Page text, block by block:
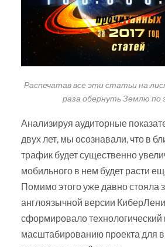
Распечатав все эти статьи на
раза обернуть Землю по
Анализируя аудиторные
двух лет, мы осознавали, что в
трафик будет существенно
мобильного в нем будет расти
Помимо этого уже давно стояла
англоязычной версии
сформировало технологический
масштабированию проекта для